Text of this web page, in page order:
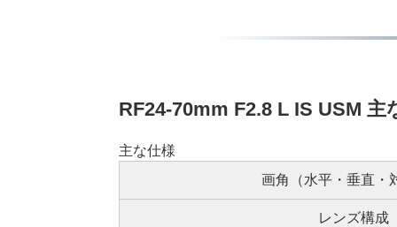
RF24-70mm F2.8 L IS USM 主
主な仕様
画角（水平・垂直・
レンズ構成